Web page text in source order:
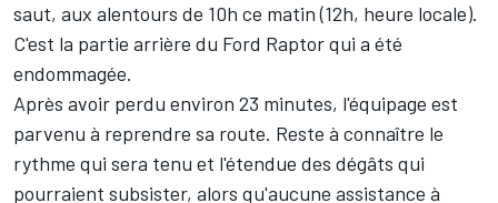
saut, aux alentours de 10h ce matin (12h, heure locale).
C'est la partie arrière du Ford Raptor qui a été
endommagée.
Après avoir perdu environ 23 minutes, l'équipage est
parvenu à reprendre sa route. Reste à connaître le
rythme qui sera tenu et l'étendue des dégâts qui
pourraient subsister, alors qu'aucune assistance à